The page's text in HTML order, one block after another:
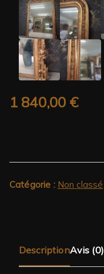
1 840,00 €
Catégorie : Non classé
DescriptionAvis (0)